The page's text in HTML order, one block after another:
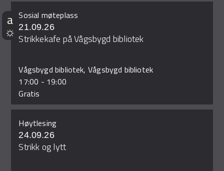
Sosial møteplass
21.09.26
Strikkekafe på Vågsbygd bibliotek
Vågsbygd bibliotek, Vågsbygd bibliotek
17:00 - 19:00
Gratis
Høytlesing
24.09.26
Strikk og lytt